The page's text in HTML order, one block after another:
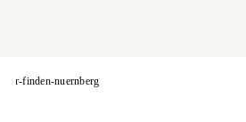
finden-nuernberg